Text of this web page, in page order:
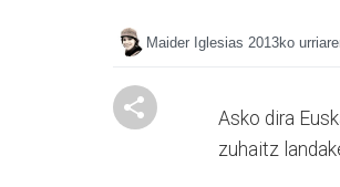
Maider Iglesias 2013ko
Asko dira
zuhaitz